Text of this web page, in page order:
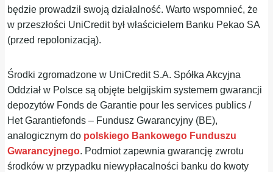
będzie prowadził swoją działalność. Warto wspomnieć, że
w przeszłości UniCredit był właścicielem Banku Pekao SA
(przed repolonizacją).
Środki zgromadzone w UniCredit S.A. Spółka Akcyjna
Oddział w Polsce są objęte belgijskim systemem gwarancji
depozytów Fonds de Garantie pour les services publics /
Het Garantiefonds – Fundusz Gwarancyjny (BE),
analogicznym do polskiego Bankowego Funduszu
Gwarancyjnego. Podmiot zapewnia gwarancję zwrotu
środków w przypadku niewypłacalności banku do kwoty